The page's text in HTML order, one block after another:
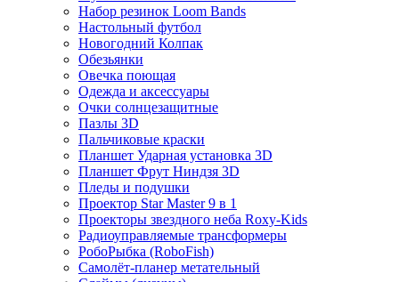
Набор резинок Loom Bands
Настольный футбол
Новогодний Колпак
Обезьянки
Овечка поющая
Одежда и аксессуары
Очки солнцезащитные
Пазлы 3D
Пальчиковые краски
Планшет Ударная установка 3D
Планшет Фрут Ниндзя 3D
Пледы и подушки
Проектор Star Master 9 в 1
Проекторы звездного неба Roxy-Kids
Радиоуправляемые трансформеры
РобоРыбка (RoboFish)
Самолёт-планер метательный